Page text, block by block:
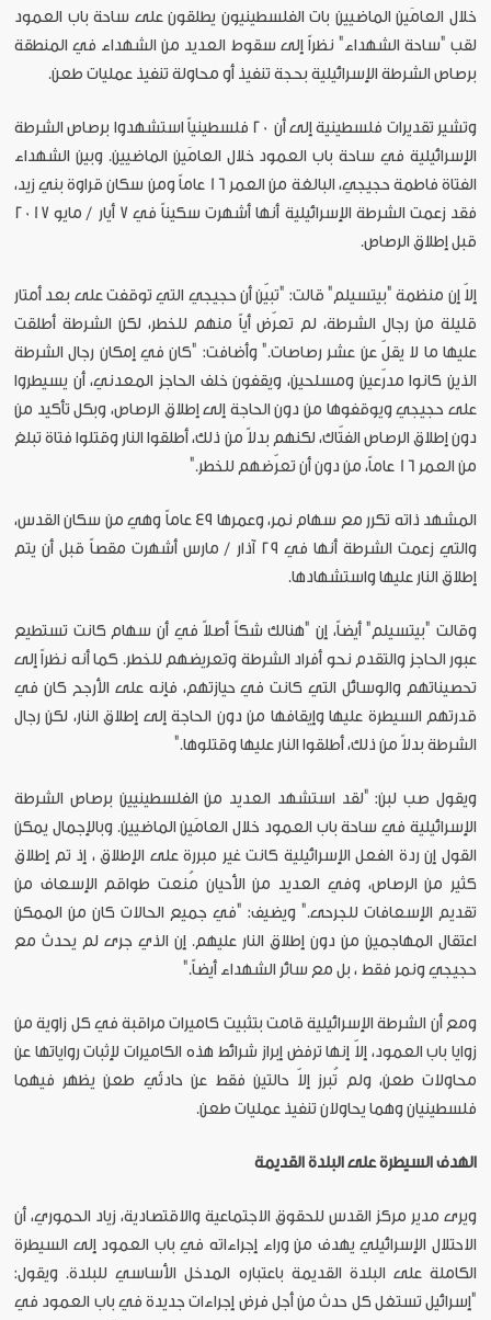
خلال العامَين الماضيين بات الفلسطينيون يطلقون على ساحة باب العمود
لقب "ساحة الشهداء" نظراً إلى سقوط العديد من الشهداء في المنطقة
برصاص الشرطة الإسرائيلية بحجة تنفيذ أو محاولة تنفيذ عمليات طعن.
وتشير تقديرات فلسطينية إلى أن 20 فلسطينياً استشهدوا برصاص الشرطة
الإسرائيلية في ساحة باب العمود خلال العامَين الماضيين. وبين الشهداء
الفتاة فاطمة حجيجي، البالغة من العمر 16 عاماً ومن سكان قراوة بني زيد،
فقد زعمت الشرطة الإسرائيلية أنها أشهرت سكيناً في 7 أيار / مايو 2017
قبل إطلاق الرصاص.
إلاّ إن منظمة "بيتسيلم" قالت: "تبيّن أن حجيجي التي توقفت على بعد أمتار
قليلة من رجال الشرطة، لم تعرّض أياً منهم للخطر، لكن الشرطة أطلقت
عليها ما لا يقلّ عن عشر رصاصات." وأضافت: "كان في إمكان رجال الشرطة
الذين كانوا مدرّعين ومسلحين، ويقفون خلف الحاجز المعدني، أن يسيطروا
على حجيجي ويوقفوها من دون الحاجة إلى إطلاق الرصاص، وبكل تأكيد من
دون إطلاق الرصاص الفتّاك، لكنهم بدلاً من ذلك، أطلقوا النار وقتلوا فتاة تبلغ
من العمر 16 عاماً، من دون أن تعرّضهم للخطر."
المشهد ذاته تكرر مع سهام نمر، وعمرها 49 عاماً وهي من سكان القدس،
والتي زعمت الشرطة أنها في 29 آذار / مارس أشهرت مقصاً قبل أن يتم
إطلاق النار عليها واستشهادها.
وقالت "بيتسيلم" أيضاً، إن "هنالك شكاً أصلاً في أن سهام كانت تستطيع
عبور الحاجز والتقدم نحو أفراد الشرطة وتعريضهم للخطر. كما أنه نظراً إلى
تحصيناتهم والوسائل التي كانت في حيازتهم، فإنه على الأرجح كان في
قدرتهم السيطرة عليها وإيقافها من دون الحاجة إلى إطلاق النار، لكن رجال
الشرطة بدلاً من ذلك، أطلقوا النار عليها وقتلوها."
ويقول صب لبن: "لقد استشهد العديد من الفلسطينيين برصاص الشرطة
الإسرائيلية في ساحة باب العمود خلال العامَين الماضيين. وبالإجمال يمكن
القول إن ردة الفعل الإسرائيلية كانت غير مبررة على الإطلاق ، إذ تم إطلاق
كثير من الرصاص، وفي العديد من الأحيان مُنعت طواقم الإسعاف من
تقديم الإسعافات للجرحى." ويضيف: "في جميع الحالات كان من الممكن
اعتقال المهاجمين من دون إطلاق النار عليهم. إن الذي جرى لم يحدث مع
حجيجي ونمر فقط ، بل مع سائر الشهداء أيضاً."
ومع أن الشرطة الإسرائيلية قامت بتثبيت كاميرات مراقبة في كل زاوية من
زوايا باب العمود، إلاّ إنها ترفض إبراز شرائط هذه الكاميرات لإثبات رواياتها عن
محاولات طعن، ولم تُبرز إلاّ حالتين فقط عن حادثَي طعن يظهر فيهما
فلسطينيان وهما يحاولان تنفيذ عمليات طعن.
الهدف السيطرة على البلدة القديمة
ويرى مدير مركز القدس للحقوق الاجتماعية والاقتصادية، زياد الحموري، أن
الاحتلال الإسرائيلي يهدف من وراء إجراءاته في باب العمود إلى السيطرة
الكاملة على البلدة القديمة باعتباره المدخل الأساسي للبلدة. ويقول:
"إسرائيل تستغل كل حدث من أجل فرض إجراءات جديدة في باب العمود في